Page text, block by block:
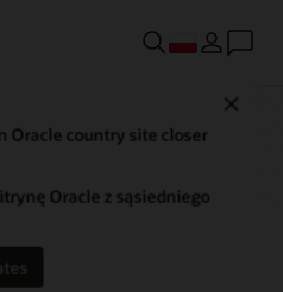
Oracle country site closer
Oracle z sąsiedniego
Capital
i generatywnych funkcji
pomóc w szybszym wykonywaniu